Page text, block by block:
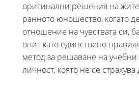
оригинални решения на
ранното юношество, когато
отношение на чувствата си,
опит като единствено
метод за решаване на
личност, която не се